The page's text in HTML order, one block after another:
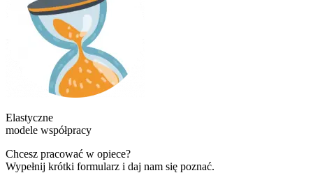
Elastyczne
modele współpracy
Chcesz pracować w opiece?
Wypełnij krótki formularz i daj nam się poznać.